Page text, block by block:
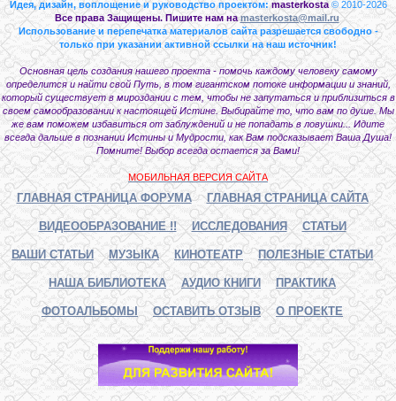
Идея, дизайн, воплощение и руководство проектом: masterkosta © 2010-2026
Все права Защищены. Пишите нам наmasterkosta@mail.ru
Использование и перепечатка материалов сайта разрешается свободно -
только при указании активной ссылки на наш источник!
Основная цель создания нашего проекта - помочь каждому человеку самому
определится и найти свой Путь, в том гигантском потоке информации и знаний,
который существует в мироздании с тем, чтобы не запутаться и приблизиться в
своем самообразовании к настоящей Истине. Выбирайте то, что вам по душе. Мы
же вам поможем избавиться от заблуждений и не попадать в ловушки... Идите
всегда дальше в познании Истины и Мудрости, как Вам подсказывает Ваша Душа!
Помните! Выбор всегда остается за Вами!
МОБИЛЬНАЯ ВЕРСИЯ САЙТА
ГЛАВНАЯ СТРАНИЦА ФОРУМА ГЛАВНАЯ СТРАНИЦА САЙТА
ВИДЕООБРАЗОВАНИЕ !! ИССЛЕДОВАНИЯ СТАТЬИ
ВАШИ СТАТЬИ МУЗЫКА КИНОТЕАТР ПОЛЕЗНЫЕ СТАТЬИ
НАША БИБЛИОТЕКА АУДИО КНИГИ ПРАКТИКА
ФОТОАЛЬБОМЫ ОСТАВИТЬ ОТЗЫВ О ПРОЕКТЕ